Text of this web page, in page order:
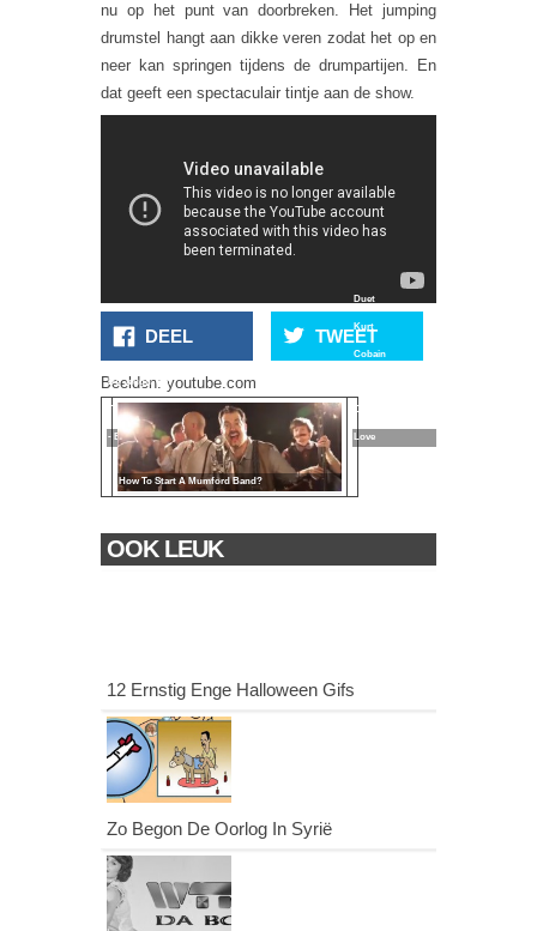
nu op het punt van doorbreken. Het jumping
drumstel hangt aan dikke veren zodat het op en
neer kan springen tijdens de drumpartijen. En
dat geeft een spectaculair tintje aan de show.
DEEL TWEET
Beelden: youtube.com
De Jeugd Van
Tegenwoordig
- Een Barkie
How To Start A Mumford Band?
Duet
Kurt
Cobain
Courtney
Love
OOK LEUK
12 Ernstig Enge Halloween Gifs
Zo Begon De Oorlog In Syrië